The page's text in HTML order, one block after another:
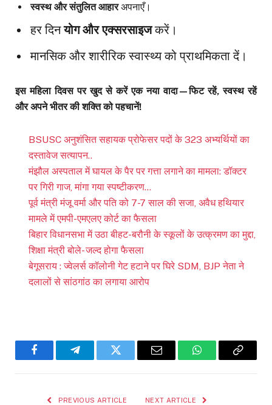
स्वस्थ और संतुलित आहारअपनाएँ।
हर दिनयोग और एक्सरसाइजकरें।
मानसिक और शारीरिक स्वास्थ्य को प्राथमिकता दें।
इस महिला दिवस पर खुद से करें एक नया वादा—फिट रहें, स्वस्थ रहें
और अपने भीतर की शक्ति को पहचानें!
BSUSC अनुशंसित सहायक प्रोफेसर पदों के 323 अभ्यर्थियों का
दस्तावेज सत्यापन..
मंझौल अस्पताल में घायल के पैर पर गत्ता लगाने का मामला: डॉक्टर
पर गिरी गाज, मांगा गया स्पष्टीकरण…
पूर्व मंत्री मंजू वर्मा और पति को 7-7 साल की सजा, अवैध हथियार
मामले में एमपी-एमएलए कोर्ट का फैसला
बिहार विधानसभा में उठा बीहट-बरौनी के स्कूलों के उत्क्रमण का मुद्दा,
शिक्षा मंत्री बोले- जल्द होगा फैसला
बेगूसराय : ज्वेलर्स कॉलोनी गेट हटाने पर घिरे SDM, BJP नेता ने
दलालों से सांठगांठ का लगाया आरोप
FacebookTelegramTwitter Email WhatsAppCopy
PREVIOUS ARTICLE NEXT ARTICLE